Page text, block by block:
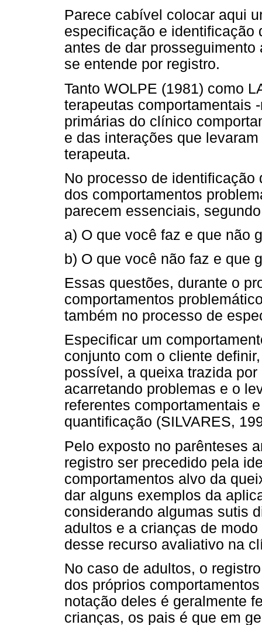
Parece cabível colocar aqui
especificação e identificação
antes de dar
se entende por registro.
Tanto WOLPE (1981) como
terapeutas comportamentais
primárias do clínico
e das interações que
terapeuta.
No processo de
dos comportamentos
parecem essenciais,
a) O que você faz e que não
b) O que você não faz e que
Essas questões, durante o
comportamentos
também no processo de
Especificar um
conjunto com o cliente
possível, a queixa trazida
acarretando problemas e o
referentes comportamentais
quantificação (SILVARES,
Pelo exposto no parênteses
registro ser precedido pela
comportamentos alvo da
dar alguns exemplos da
considerando algumas sutis
adultos e a crianças de
desse recurso avaliativo na
No caso de adultos, o
dos próprios
notação deles é geralmente
crianças, os pais é que em